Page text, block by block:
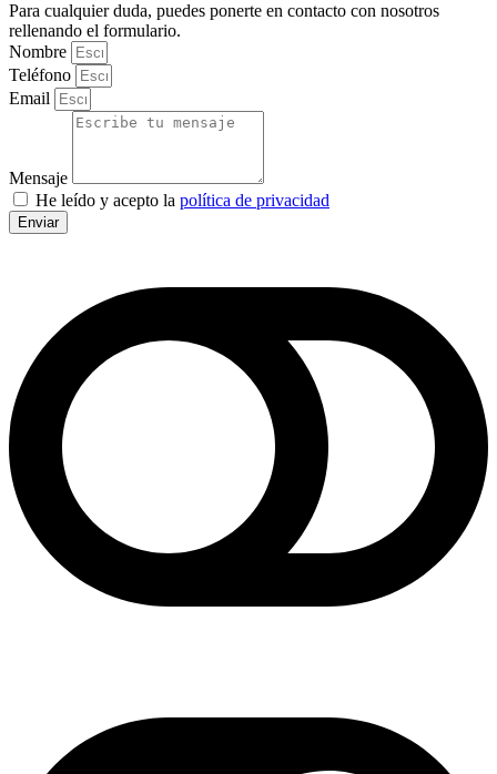
Para cualquier duda, puedes ponerte en contacto con nosotros
rellenando el formulario.
Nombre
Teléfono
Email
Mensaje
He leído y acepto la política de privacidad
Enviar